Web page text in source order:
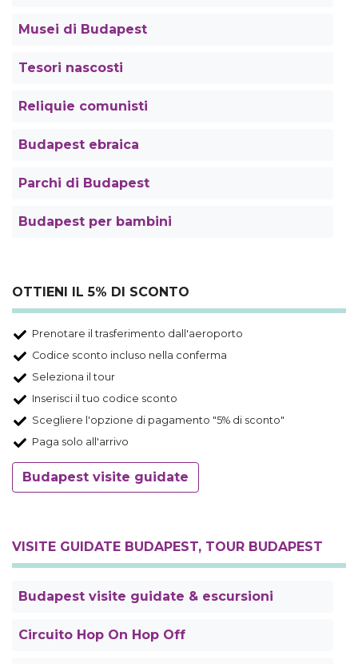
Musei di Budapest
Tesori nascosti
Reliquie comunisti
Budapest ebraica
Parchi di Budapest
Budapest per bambini
OTTIENI IL 5% DI SCONTO
Prenotare il trasferimento dall'aeroporto
Codice sconto incluso nella conferma
Seleziona il tour
Inserisci il tuo codice sconto
Scegliere l'opzione di pagamento "5% di sconto"
Paga solo all'arrivo
Budapest visite guidate
VISITE GUIDATE BUDAPEST, TOUR BUDAPEST
Budapest visite guidate & escursioni
Circuito Hop On Hop Off